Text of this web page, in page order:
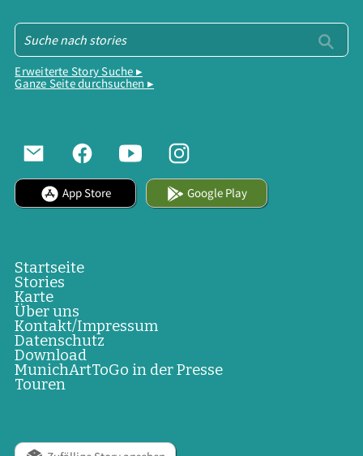
Erweiterte Story Suche ▸
Ganze Seite durchsuchen ▸
App Store Google Play
Startseite
Stories
Karte
Über uns
Kontakt/Impressum
Datenschutz
Download
MunichArtToGo in der Presse
Touren